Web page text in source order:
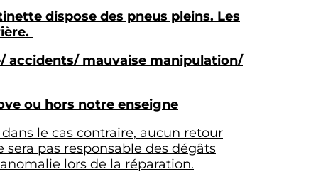
dispose des pneus pleins. Les
accidents/ mauvaise manipulation/
ou hors notre enseigne
le cas contraire, aucun retour
sera pas responsable des dégâts
lors de la réparation.